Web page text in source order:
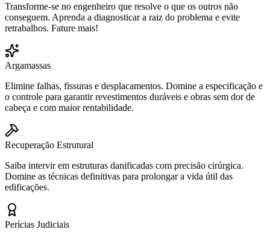
Transforme-se no engenheiro que resolve o que os outros não
conseguem. Aprenda a diagnosticar a raiz do problema e evite
retrabalhos. Fature mais!
Argamassas
Elimine falhas, fissuras e desplacamentos. Domine a especificação e
o controle para garantir revestimentos duráveis e obras sem dor de
cabeça e com maior rentabilidade.
Recuperação Estrutural
Saiba intervir em estruturas danificadas com precisão cirúrgica.
Domine as técnicas definitivas para prolongar a vida útil das
edificações.
Perícias Judiciais